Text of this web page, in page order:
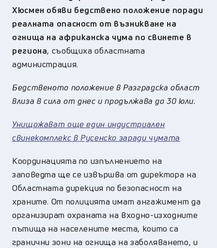
Хюсмен обяви бедствено положение поради
реалната опасност от възникване на
огнища на африканска чума по свинете в
региона, съобщиха областната
администрация.
Бедственото положение в Разградска област
влиза в сила от днес и продължава до 30 юли.
Унищожават още един индустриален
свинекомплекс в Русенско заради чумата
Координацията по изпълнението на
заповедта ще се извършва от директора на
Областната дирекция по безопасност на
храните. От полицията имат ангажимент да
организират охраната на входно-изходните
пътища на населените места, които са
гранични зони на огнища на заболяването, и